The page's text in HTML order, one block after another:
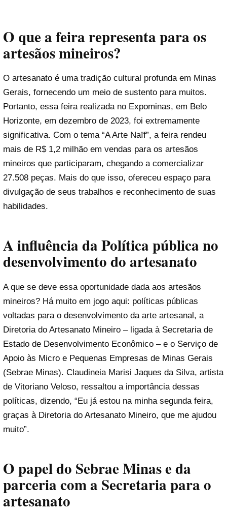
O que a feira representa para os
artesãos mineiros?
O artesanato é uma tradição cultural profunda em Minas
Gerais, fornecendo um meio de sustento para muitos.
Portanto, essa feira realizada no Expominas, em Belo
Horizonte, em dezembro de 2023, foi extremamente
significativa. Com o tema “A Arte Naïf”, a feira rendeu
mais de R$ 1,2 milhão em vendas para os artesãos
mineiros que participaram, chegando a comercializar
27.508 peças. Mais do que isso, ofereceu espaço para
divulgação de seus trabalhos e reconhecimento de suas
habilidades.
A influência da Política pública no
desenvolvimento do artesanato
A que se deve essa oportunidade dada aos artesãos
mineiros? Há muito em jogo aqui: políticas públicas
voltadas para o desenvolvimento da arte artesanal, a
Diretoria do Artesanato Mineiro – ligada à Secretaria de
Estado de Desenvolvimento Econômico – e o Serviço de
Apoio às Micro e Pequenas Empresas de Minas Gerais
(Sebrae Minas). Claudineia Marisi Jaques da Silva, artista
de Vitoriano Veloso, ressaltou a importância dessas
políticas, dizendo, “Eu já estou na minha segunda feira,
graças à Diretoria do Artesanato Mineiro, que me ajudou
muito”.
O papel do Sebrae Minas e da
parceria com a Secretaria para o
artesanato